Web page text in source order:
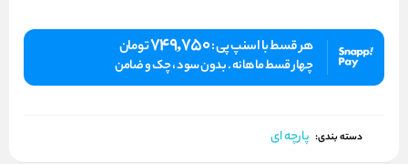
هر قسط با اسنپ پی :749,750تومان
چهار قسط ماهانه . بدون سود ، چک و ضامن
دسته بندی: پارچه ای